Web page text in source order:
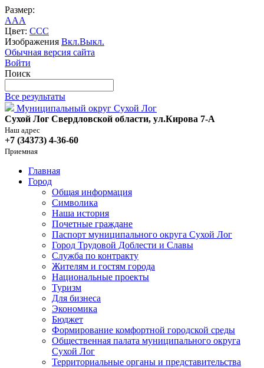
Размер:
AAA
Цвет: CCC
Изображения Вкл.Выкл.
Обычная версия сайта
Войти
Поиск
Все результаты
Муниципальный округ Сухой Лог
Сухой Лог Свердловской области, ул.Кирова 7-А
Наш адрес
+7 (34373) 4-36-60
Приемная
Главная
Город
Общая информация
Символика
Наша история
Почетные граждане
Паспорт муниципального округа Сухой Лог
Город Трудовой Доблести и Славы
Служба по контракту
Жителям и гостям города
Национальные проекты
Туризм
Для бизнеса
Экономика
Бюджет
Формирование комфортной городской среды
Общественная палата муниципального округа
Сухой Лог
Территориальные органы и представительства